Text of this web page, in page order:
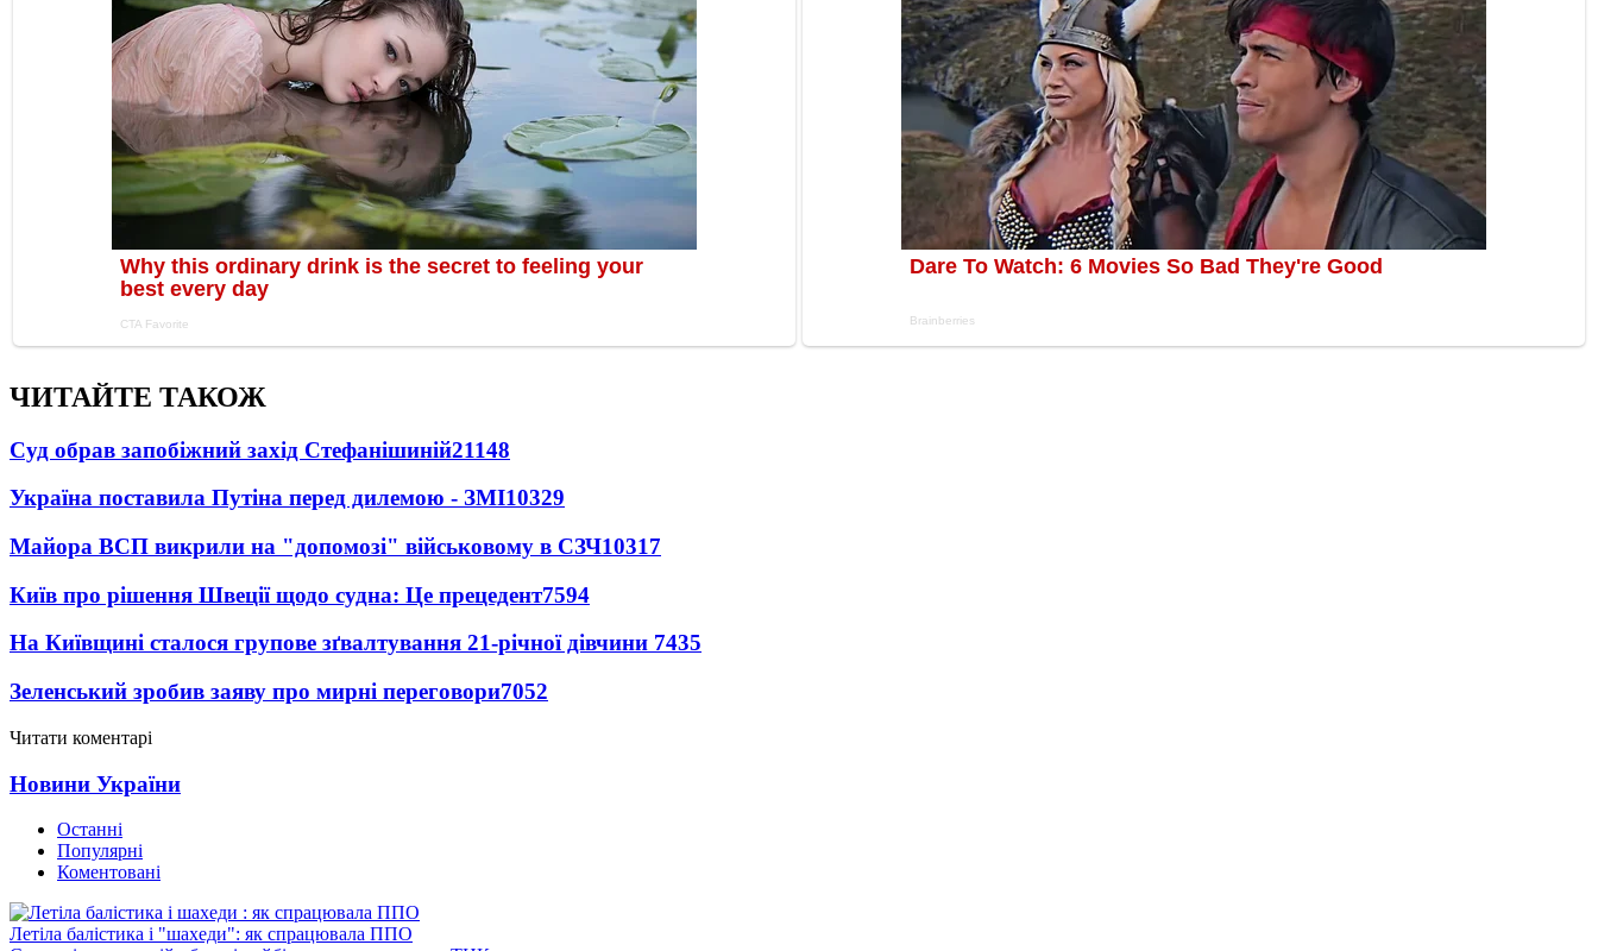
ЧИТАЙТЕ ТАКОЖ
Суд обрав запобіжний захід Стефанішиній21148
Україна поставила Путіна перед дилемою - ЗМІ10329
Майора ВСП викрили на "допомозі" військовому в СЗЧ10317
Київ про рішення Швеції щодо судна: Це прецедент7594
На Київщині сталося групове зґвалтування 21-річної дівчини 7435
Зеленський зробив заяву про мирні переговори7052
Читати коментарі
Новини України
Останні
Популярні
Коментовані
Летіла балістика і "шахеди": як спрацювала ППО